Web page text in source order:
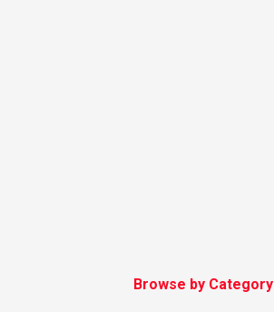
Browse by Category